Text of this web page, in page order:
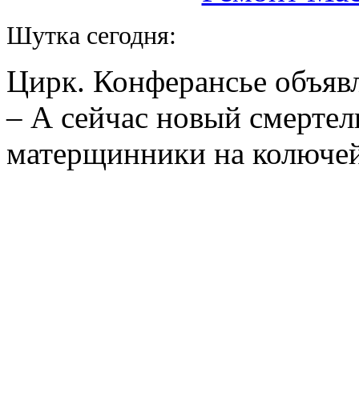
Шутка сегодня:
Цирк. Конферансье
– А сейчас новый
матерщинники на